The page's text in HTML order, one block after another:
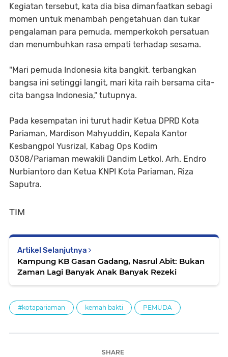
Kegiatan tersebut, kata dia bisa dimanfaatkan sebagi
momen untuk menambah pengetahuan dan tukar
pengalaman para pemuda, memperkokoh persatuan
dan menumbuhkan rasa empati terhadap sesama.
"Mari pemuda Indonesia kita bangkit, terbangkan
bangsa ini setinggi langit, mari kita raih bersama cita-
cita bangsa Indonesia," tutupnya.
Pada kesempatan ini turut hadir Ketua DPRD Kota
Pariaman, Mardison Mahyuddin, Kepala Kantor
Kesbangpol Yusrizal, Kabag Ops Kodim
0308/Pariaman mewakili Dandim Letkol. Arh. Endro
Nurbiantoro dan Ketua KNPI Kota Pariaman, Riza
Saputra.
TIM
Artikel Selanjutnya
Kampung KB Gasan Gadang, Nasrul Abit: Bukan
Zaman Lagi Banyak Anak Banyak Rezeki
#kotapariaman kemah bakti PEMUDA
SHARE